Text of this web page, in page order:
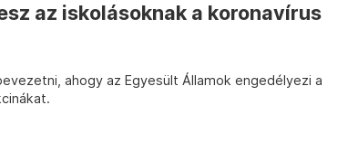
az iskolásoknak a koronavírus
ahogy az Egyesült Államok engedélyezi a